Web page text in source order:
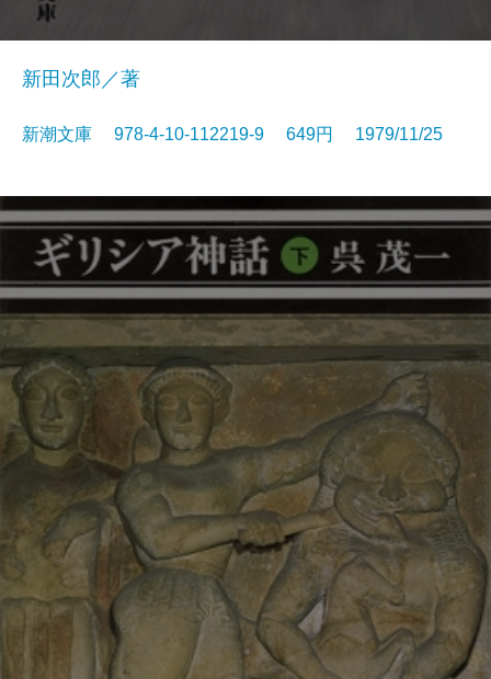
新田次郎／著
新潮文庫 978-4-10-112219-9 649円 1979/11/25